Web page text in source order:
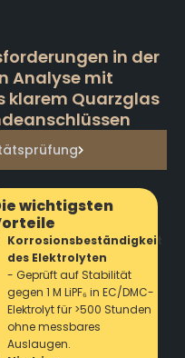
in der
Analyse mit
klarem Quarzglas
wichtigsten
Korrosionsbeständigkeit
des Elektrolyten
- Geprüft auf Stabilität
gegen 1 M LiPF₆ in EC/DMC-
Elektrolyt für >500 Stunden
ohne messbares
Auslaugen.